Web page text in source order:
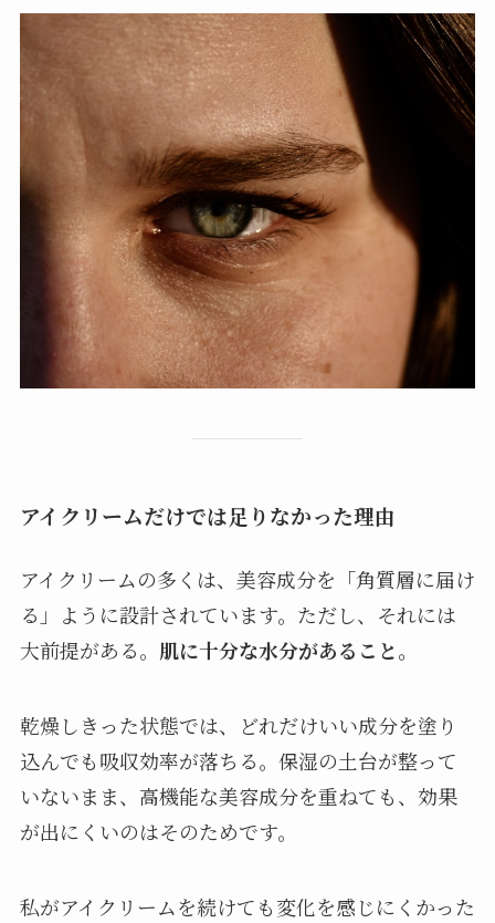
アイクリームだけでは足りなかった理由
アイクリームの多くは、美容成分を「角質層に届け
る」ように設計されています。ただし、それには
大前提がある。 肌に十分な水分があること。
乾燥しきった状態では、どれだけいい成分を塗り
込んでも吸収効率が落ちる。保湿の土台が整って
いないまま、高機能な美容成分を重ねても、効果
が出にくいのはそのためです。
私がアイクリームを続けても変化を感じにくかった